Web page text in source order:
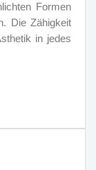
Formen
Die Zähigkeit
in jedes